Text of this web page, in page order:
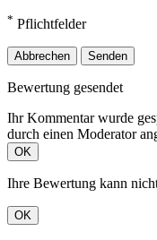
* Pflichtfelder
Abbrechen Senden
Bewertung gesendet
Ihr Kommentar wurde
durch einen Moderator
OK
Ihre Bewertung kann
OK